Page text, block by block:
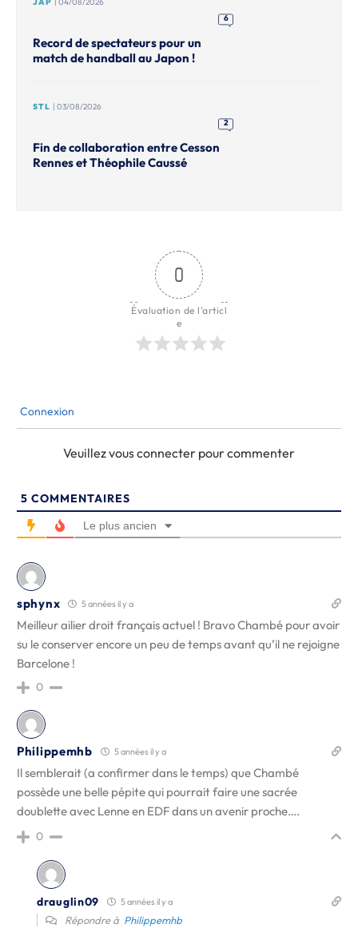
JAP
| 04/08/2026
6
Record de spectateurs pour un
match de handball au Japon !
STL | 03/08/2026
2
Fin de collaboration entre Cesson
Rennes et Théophile Caussé
0
Évaluation de l'articl
e
Connexion
Veuillez vous connecter pour commenter
5 COMMENTAIRES
Le plus ancien
sphynx 5 années il y a
Meilleur ailier droit français actuel ! Bravo Chambé pour avoir
su le conserver encore un peu de temps avant qu’il ne rejoigne
Barcelone !
0
Philippemhb 5 années il y a
Il semblerait (a confirmer dans le temps) que Chambé
possède une belle pépite qui pourrait faire une sacrée
doublette avec Lenne en EDF dans un avenir proche….
0
drauglin09 5 années il y a
Répondre à Philippemhb